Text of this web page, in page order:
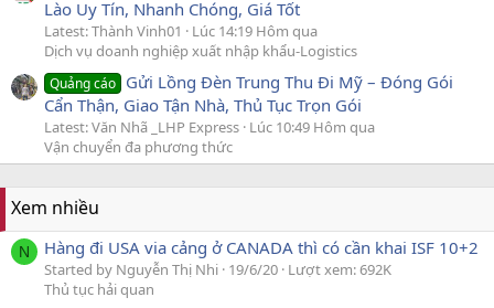
Lào Uy Tín, Nhanh Chóng, Giá Tốt
Latest: Thành Vinh01
Lúc 14:19 Hôm qua
Dịch vụ doanh nghiệp xuất nhập khẩu-Logistics
Quảng cáo Gửi Lồng Đèn Trung Thu Đi Mỹ – Đóng Gói
Cẩn Thận, Giao Tận Nhà, Thủ Tục Trọn Gói
Latest: Văn Nhã _LHP Express Lúc 10:49 Hôm qua
Vận chuyển đa phương thức
Xem nhiều
N Hàng đi USA via cảng ở CANADA thì có cần khai ISF 10+2
Started by Nguyễn Thị Nhi 19/6/20 Lượt xem: 692K
Thủ tục hải quan